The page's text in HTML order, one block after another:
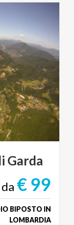
Garda
da € 99
BIPOSTO IN
LOMBARDIA